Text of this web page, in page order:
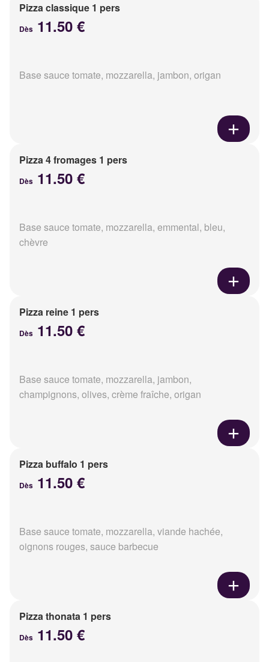
Pizza classique 1 pers
Dès 11.50 €
Base sauce tomate, mozzarella, jambon, origan
Pizza 4 fromages 1 pers
Dès 11.50 €
Base sauce tomate, mozzarella, emmental, bleu,
chèvre
Pizza reine 1 pers
Dès 11.50 €
Base sauce tomate, mozzarella, jambon,
champignons, olives, crème fraîche, origan
Pizza buffalo 1 pers
Dès 11.50 €
Base sauce tomate, mozzarella, viande hachée,
oignons rouges, sauce barbecue
Pizza thonata 1 pers
Dès 11.50 €